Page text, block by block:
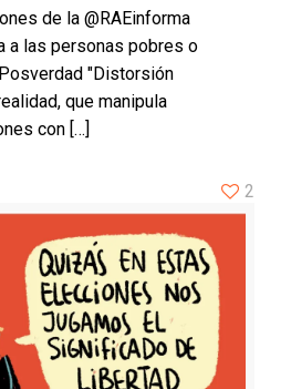
de la @RAEinforma
a las personas pobres o
"Distorsión
que manipula
con […]
2